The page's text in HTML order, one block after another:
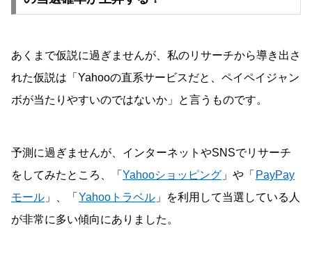
あくまで仮説に過ぎませんが、私のリサーチから導き出さ
れた仮説は「Yahooの直系サービスだと、ペイペイジャン
ボが当たりやすいのではないか」と言うものです。
予測に過ぎませんが、インターネットやSNSでリサーチ
をしてみたところ、「 Yahooショッピング 」や「 PayPay
モール 」、「 Yahooトラベル 」を利用して当選している人
が非常に多い傾向にありました。